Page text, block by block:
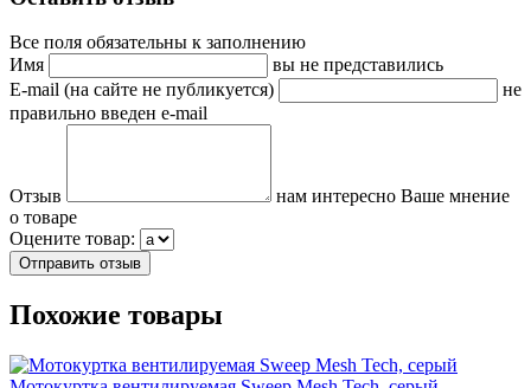
Все поля обязательны к заполнению
Имя
вы не представились
E-mail (на сайте не публикуется)
не
правильно введен e-mail
Отзыв
нам интересно Ваше мнение
о товаре
Оцените товар:
Похожие товары